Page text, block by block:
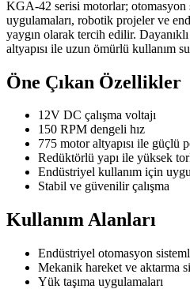
KGA-42 serisi motorlar; otomasyon
uygulamaları, robotik projeler ve
yaygın olarak tercih edilir.
altyapısı ile uzun ömürlü kullanım
Öne Çıkan Özellikler
12V DC çalışma voltajı
150 RPM dengeli hız
775 motor altyapısı ile güçlü
Redüktörlü yapı ile yüksek
Endüstriyel kullanım için
Stabil ve güvenilir çalışma
Kullanım Alanları
Endüstriyel otomasyon
Mekanik hareket ve aktarma
Yük taşıma uygulamaları